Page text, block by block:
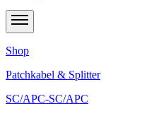
Shop
Patchkabel & Splitter
SC/APC-SC/APC